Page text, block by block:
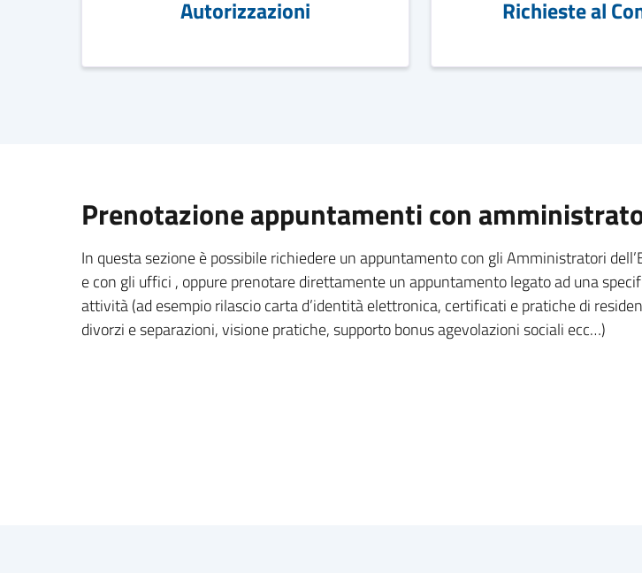
Autorizzazioni Richieste al
Prenotazione appuntamenti con
In questa sezione è possibile richiedere un appuntamento con gli Amministratori
e con gli uffici , oppure prenotare direttamente un appuntamento legato ad una
attività (ad esempio rilascio carta d’identità elettronica, certificati e pratiche di
divorzi e separazioni, visione pratiche, supporto bonus agevolazioni sociali ecc…)